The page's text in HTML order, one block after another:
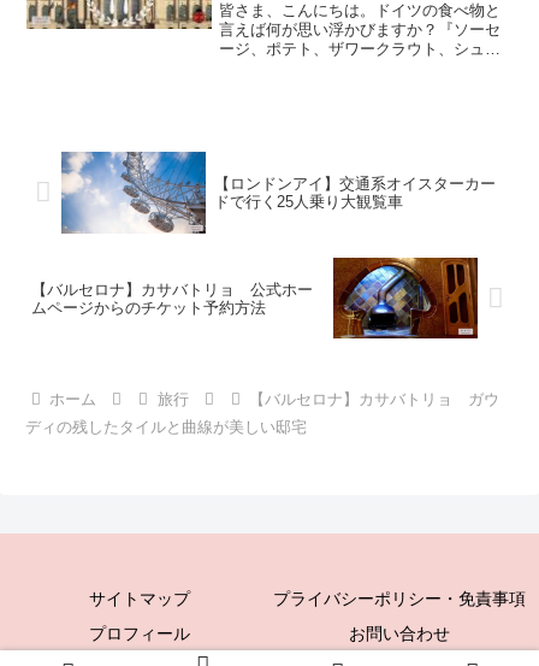
皆さま、こんにちは。ドイツの食べ物と
言えば何が思い浮かびますか？『ソーセ
ージ、ポテト、ザワークラウト、シュニ
【ロンドンアイ】交通系オイスターカー
ドで行く25人乗り大観覧車
【バルセロナ】カサバトリョ 公式ホー
ムページからのチケット予約方法
ホーム 旅行
【バルセロナ】カサバトリョ ガウ
ディの残したタイルと曲線が美しい邸宅
サイトマップ
プライバシーポリシー・免責事項
プロフィール
お問い合わせ